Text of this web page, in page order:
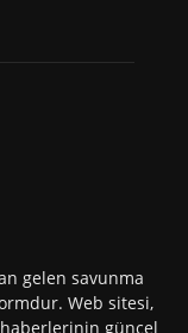
gelen savunma
Web sitesi,
güncel